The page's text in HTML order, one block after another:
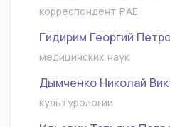
корреспондент РАЕ
Гидирим Георгий
медицинских наук
Дымченко Николай
культурологии